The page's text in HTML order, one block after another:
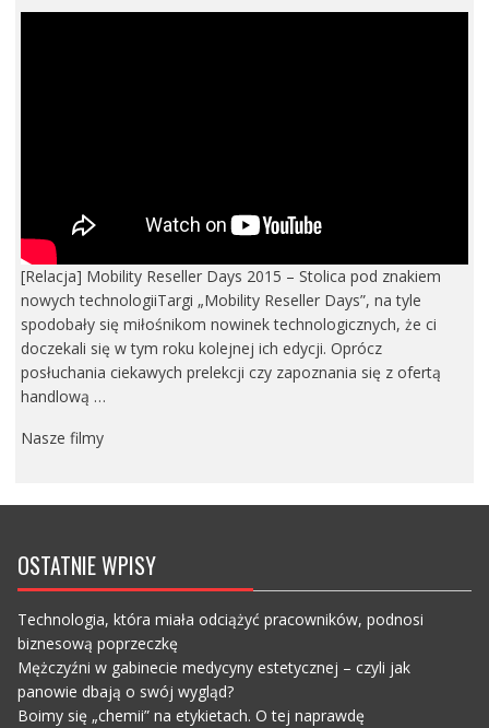
[Relacja] Mobility Reseller Days 2015 – Stolica pod znakiem
nowych technologiiTargi „Mobility Reseller Days”, na tyle
spodobały się miłośnikom nowinek technologicznych, że ci
doczekali się w tym roku kolejnej ich edycji. Oprócz
posłuchania ciekawych prelekcji czy zapoznania się z ofertą
handlową …
Nasze filmy
OSTATNIE WPISY
Technologia, która miała odciążyć pracowników, podnosi
biznesową poprzeczkę
Mężczyźni w gabinecie medycyny estetycznej – czyli jak
panowie dbają o swój wygląd?
Boimy się „chemii” na etykietach. O tej naprawdę